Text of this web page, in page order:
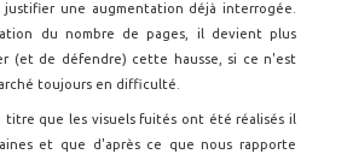
une augmentation déjà interrogée.
du nombre de pages, il devient plus
(et de défendre) cette hausse, si ce n'est
toujours en difficulté.
titre que les visuels fuités ont été réalisés il
et que d'après ce que nous rapporte